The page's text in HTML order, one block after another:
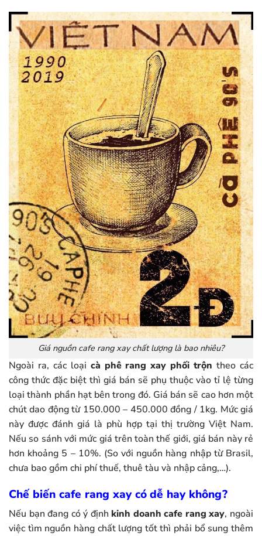
Giá nguồn cafe rang xay chất lượng là bao nhiêu?
Ngoài ra, các loại cà phê rang xay phối trộn theo các
công thức đặc biệt thì giá bán sẽ phụ thuộc vào tỉ lệ từng
loại thành phần hạt bên trong đó. Giá bán sẽ cao hơn một
chút dao động từ 150.000 – 450.000 đồng / 1kg. Mức giá
này được đánh giá là phù hợp tại thị trường Việt Nam.
Nếu so sánh với mức giá trên toàn thế giới, giá bán này rẻ
hơn khoảng 5 – 10%. (So với nguồn hàng nhập từ Brasil,
chưa bao gồm chi phí thuế, thuê tàu và nhập cảng,…).
Chế biến cafe rang xay có dễ hay không?
Nếu bạn đang có ý định kinh doanh cafe rang xay, ngoài
việc tìm nguồn hàng chất lượng tốt thì phải bổ sung thêm